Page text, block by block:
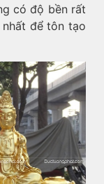
có độ bền rất
để tôn tạo